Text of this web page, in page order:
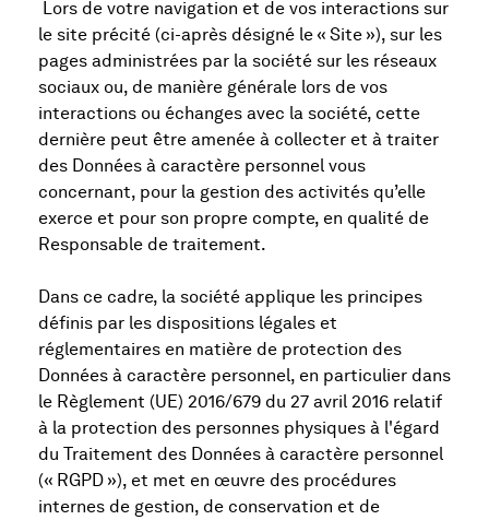
Lors de votre navigation et de vos interactions sur
le site précité (ci-après désigné le « Site »), sur les
pages administrées par la société sur les réseaux
sociaux ou, de manière générale lors de vos
interactions ou échanges avec la société, cette
dernière peut être amenée à collecter et à traiter
des Données à caractère personnel vous
concernant, pour la gestion des activités qu’elle
exerce et pour son propre compte, en qualité de
Responsable de traitement.
Dans ce cadre, la société applique les principes
définis par les dispositions légales et
réglementaires en matière de protection des
Données à caractère personnel, en particulier dans
le Règlement (UE) 2016/679 du 27 avril 2016 relatif
à la protection des personnes physiques à l'égard
du Traitement des Données à caractère personnel
(« RGPD »), et met en œuvre des procédures
internes de gestion, de conservation et de